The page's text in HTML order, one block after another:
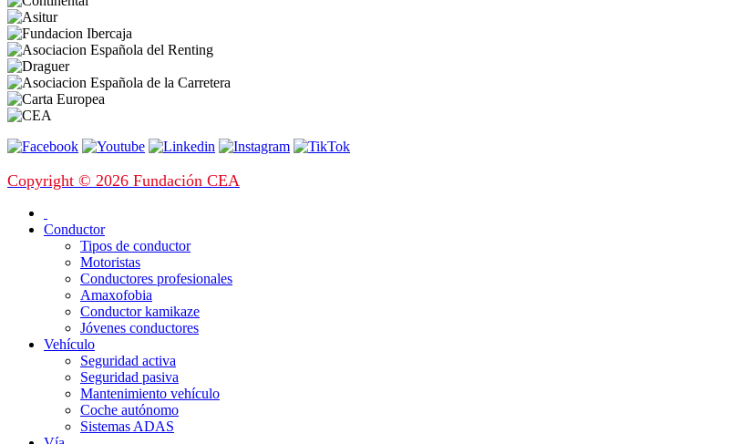
Copyright © 2026 Fundación CEA
Conductor
Tipos de conductor
Motoristas
Conductores profesionales
Amaxofobia
Conductor kamikaze
Jóvenes conductores
Vehículo
Seguridad activa
Seguridad pasiva
Mantenimiento vehículo
Coche autónomo
Sistemas ADAS